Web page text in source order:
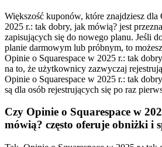
Większość kuponów, które znajdziesz dla
2025 r.: tak dobry, jak mówią? jest
zapisujących się do nowego planu. Jeśli
planie darmowym lub próbnym, to
Opinie o Squarespace w 2025 r.: tak
na to, że użytkownicy zazwyczaj
Opinie o Squarespace w 2025 r.: tak
są dla osób rejestrujących się po raz
Czy Opinie o Squarespace w
mówią? często oferuje obniżki i